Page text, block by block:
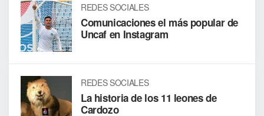
REDES SOCIALES
Comunicaciones el más popular de
Uncaf en Instagram
REDES SOCIALES
La historia de los 11 leones de
Cardozo